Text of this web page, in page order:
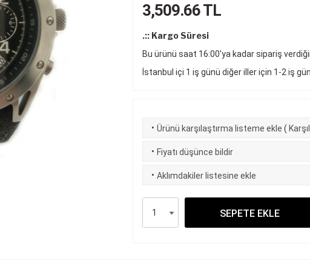
3,509.66TL
.:: Kargo Süresi
Bu ürünü saat 16:00'ya kadar sipariş
İstanbul içi 1 iş günü diğer iller için 1-2 iş
· Ürünü karşılaştırma listeme ekle (
· Fiyatı düşünce bildir
· Aklımdakiler listesine ekle
SEPETE EKLE